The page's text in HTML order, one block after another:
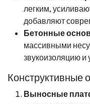
легким,
добавляют
Бетонные
массивными
звукоизоляцию и
Конструктивные
Выносные